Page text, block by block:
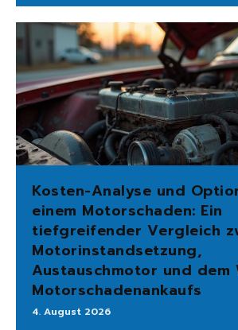
Kosten-Analyse und
einem Motorschaden: Ein
tiefgreifender Vergleich
Motorinstandsetzung,
Austauschmotor und dem
Motorschadenankaufs
4. August 2026